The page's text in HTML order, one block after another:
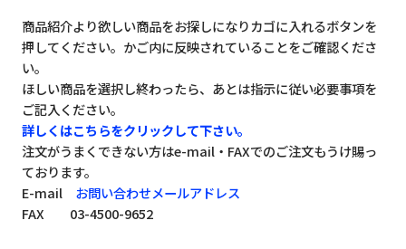
商品紹介より欲しい商品をお探しになりカゴに入れるボタンを
押してください。かご内に反映されていることをご確認くださ
い。
ほしい商品を選択し終わったら、あとは指示に従い必要事項を
ご記入ください。
詳しくはこちらをクリックして下さい。
注文がうまくできない方はe-mail・FAXでのご注文もうけ賜っ
ております。
E-mail お問い合わせメールアドレス
FAX 03-4500-9652